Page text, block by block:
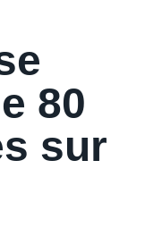
80
sur